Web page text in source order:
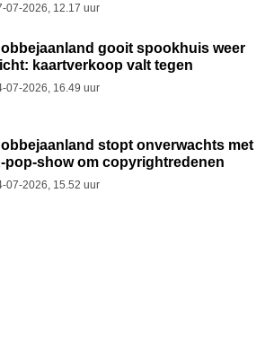
07-2026, 12.17 uur
gooit spookhuis weer
kaartverkoop valt tegen
07-2026, 16.49 uur
stopt onverwachts met
pop-show om copyrightredenen
07-2026, 15.52 uur